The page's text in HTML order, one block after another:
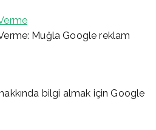
Muğla Google reklam
bilgi almak için Google